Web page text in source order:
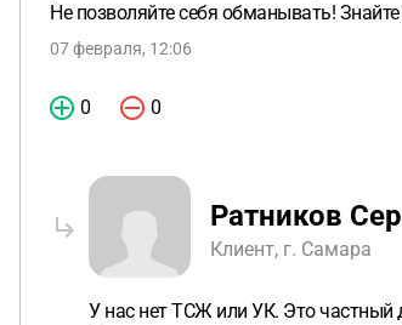
Не позволяйте себя обманывать!
07 февраля, 12:06
0 0
Ратников
Клиент, г. Самара
У нас нет ТСЖ или УК. Это частный